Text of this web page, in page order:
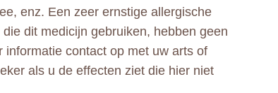
enz. Een zeer ernstige allergische
dit medicijn gebruiken, hebben geen
contact op met uw arts of
als u de effecten ziet die hier niet